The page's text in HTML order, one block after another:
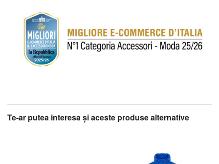
Te-ar putea interesa şi aceste produse alternative